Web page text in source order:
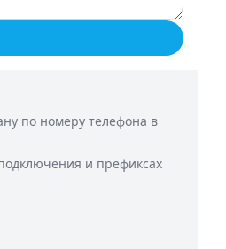
по номеру телефона в
и префиксах